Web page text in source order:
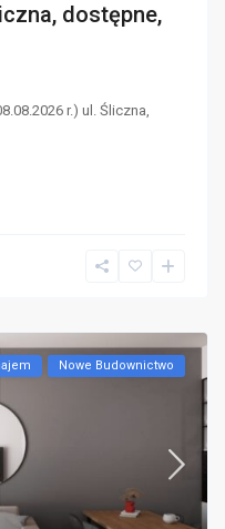
dostępne,
r.) ul. Śliczna,
Nowe Budownictwo